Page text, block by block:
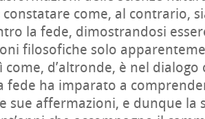
come, al contrario,
la fede, dimostrandosi
filosofiche solo
come, d’altronde, è nel
fede ha imparato a
sue affermazioni, e dunque la